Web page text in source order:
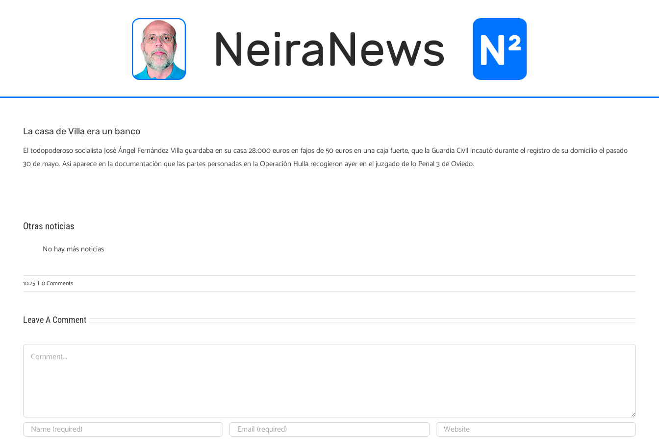
La casa de Villa era un banco
El todopoderoso socialista José Ángel Fernández Villa guardaba en su casa 28.000 euros en fajos de 50 euros en una caja fuerte, que la Guardia Civil incautó durante el registro de su domicilio el pasado
30 de mayo. Así aparece en la documentación que las partes personadas en la Operación Hulla recogieron ayer en el juzgado de lo Penal 3 de Oviedo.
Otras noticias
No hay más noticias
10:25 | 0 Comments
Leave A Comment
Comment